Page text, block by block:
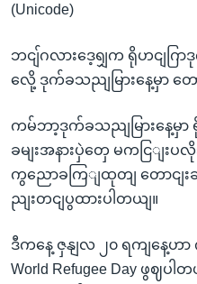
(Unicode)
ဘငျ်ဂလားဒေ့ရျှက ရိုဟငျဂြ
လေို့ ဒုက်ခသညျမြားနေ့မှာ တေ
ကမ်ဘာ့ဒုက်ခသညျမြားနေ့မှ
ခမျးအနားပှဲတှေ မကငြျးပ
ကွညောခကြျထုတျ တောငျ
ညျးတငျပွထားပါတယျ။
ဒီကနေ့ ဇှနျလ ၂၀ ရကျနေ့ဟ
World Refugee Day ဖွဈပ